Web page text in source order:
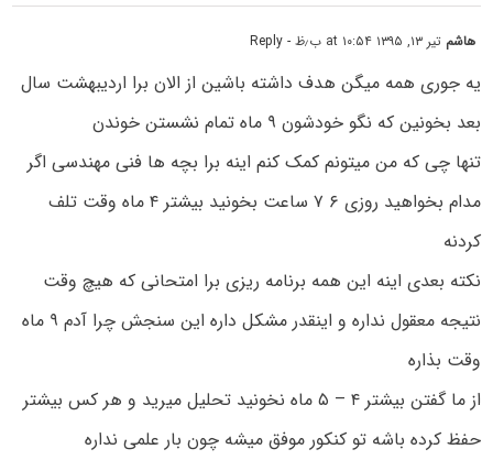
هاشم تیر ۱۳, ۱۳۹۵ at ۱۰:۵۴ ب٫ظ - Reply
یه جوری همه میگن هدف داشته باشین از الان برا اردیبهشت سال
بعد بخونین که نگو خودشون ۹ ماه تمام نشستن خوندن
تنها چی که من میتونم کمک کنم اینه برا بچه ها فنی مهندسی اگر
مدام بخواهید روزی ۶ ۷ ساعت بخونید بیشتر ۴ ماه وقت تلف
کردنه
نکته بعدی اینه این همه برنامه ریزی برا امتحانی که هیچ وقت
نتیجه معقول نداره و اینقدر مشکل داره این سنجش چرا آدم ۹ ماه
وقت بذاره
از ما گفتن بیشتر ۴ – ۵ ماه نخونید تحلیل میرید و هر کس بیشتر
حفظ کرده باشه تو کنکور موفق میشه چون بار علمی نداره